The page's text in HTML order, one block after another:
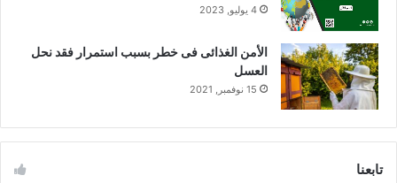
4 يوليو, 2023
الأمن الغذائى فى خطر بسبب استمرار فقد نحل
العسل
15 نوفمبر, 2021
تابعنا